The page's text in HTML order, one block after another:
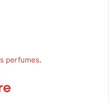
perfumes.